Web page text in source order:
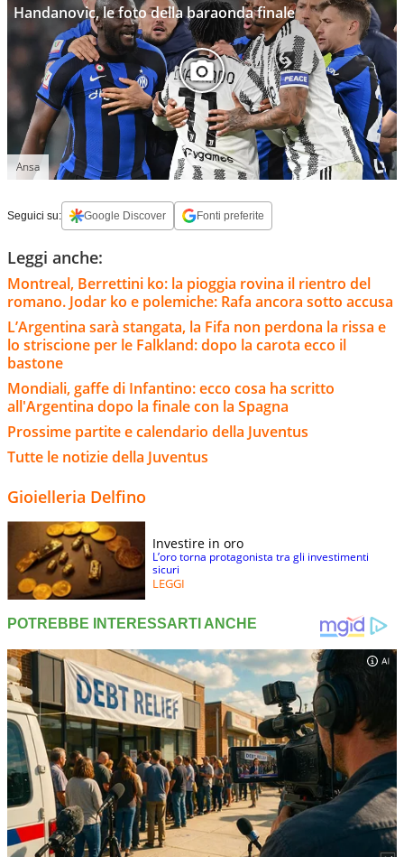
Handanovic, le foto della baraonda finale
Ansa
Seguici su: Google Discover Fonti preferite
Leggi anche:
Montreal, Berrettini ko: la pioggia rovina il rientro del
romano. Jodar ko e polemiche: Rafa ancora sotto accusa
L’Argentina sarà stangata, la Fifa non perdona la rissa e
lo striscione per le Falkland: dopo la carota ecco il
bastone
Mondiali, gaffe di Infantino: ecco cosa ha scritto
all'Argentina dopo la finale con la Spagna
Prossime partite e calendario della Juventus
Tutte le notizie della Juventus
Gioielleria Delfino
Investire in oro
L’oro torna protagonista tra gli investimenti
sicuri
LEGGI